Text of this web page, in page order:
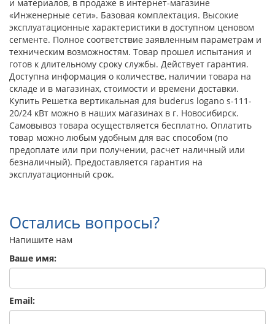
и материалов, в продаже в интернет-магазине
«Инженерные сети». Базовая комплектация. Высокие
эксплуатационные характеристики в доступном ценовом
сегменте. Полное соответствие заявленным параметрам и
техническим возможностям. Товар прошел испытания и
готов к длительному сроку службы. Действует гарантия.
Доступна информация о количестве, наличии товара на
складе и в магазинах, стоимости и времени доставки.
Купить Решетка вертикальная для buderus logano s-111-
20/24 кВт можно в наших магазинах в г. Новосибирск.
Самовывоз товара осуществляется бесплатно. Оплатить
товар можно любым удобным для вас способом (по
предоплате или при получении, расчет наличный или
безналичный). Предоставляется гарантия на
эксплуатационный срок.
Остались вопросы?
Напишите нам
Ваше имя:
Email: